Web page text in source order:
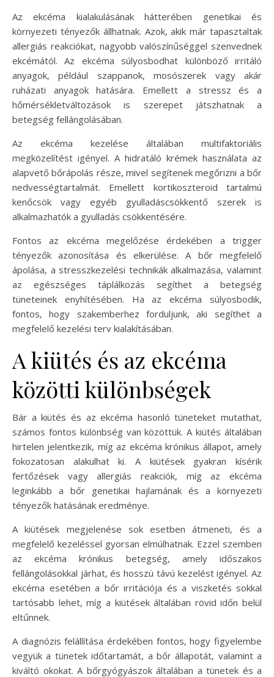
Az ekcéma kialakulásának hátterében genetikai és
környezeti tényezők állhatnak. Azok, akik már tapasztaltak
allergiás reakciókat, nagyobb valószínűséggel szenvednek
ekcémától. Az ekcéma súlyosbodhat különböző irritáló
anyagok, például szappanok, mosószerek vagy akár
ruházati anyagok hatására. Emellett a stressz és a
hőmérsékletváltozások is szerepet játszhatnak a
betegség fellángolásában.
Az ekcéma kezelése általában multifaktoriális
megközelítést igényel. A hidratáló krémek használata az
alapvető bőrápolás része, mivel segítenek megőrizni a bőr
nedvességtartalmát. Emellett kortikoszteroid tartalmú
kenőcsök vagy egyéb gyulladáscsökkentő szerek is
alkalmazhatók a gyulladás csökkentésére.
Fontos az ekcéma megelőzése érdekében a trigger
tényezők azonosítása és elkerülése. A bőr megfelelő
ápolása, a stresszkezelési technikák alkalmazása, valamint
az egészséges táplálkozás segíthet a betegség
tüneteinek enyhítésében. Ha az ekcéma súlyosbodik,
fontos, hogy szakemberhez forduljunk, aki segíthet a
megfelelő kezelési terv kialakításában.
A kiütés és az ekcéma
közötti különbségek
Bár a kiütés és az ekcéma hasonló tüneteket mutathat,
számos fontos különbség van közöttük. A kiütés általában
hirtelen jelentkezik, míg az ekcéma krónikus állapot, amely
fokozatosan alakulhat ki. A kiütések gyakran kísérik
fertőzések vagy allergiás reakciók, míg az ekcéma
leginkább a bőr genetikai hajlamának és a környezeti
tényezők hatásának eredménye.
A kiütések megjelenése sok esetben átmeneti, és a
megfelelő kezeléssel gyorsan elmúlhatnak. Ezzel szemben
az ekcéma krónikus betegség, amely időszakos
fellángolásokkal járhat, és hosszú távú kezelést igényel. Az
ekcéma esetében a bőr irritációja és a viszketés sokkal
tartósabb lehet, míg a kiütések általában rövid időn belül
eltűnnek.
A diagnózis felállítása érdekében fontos, hogy figyelembe
vegyük a tünetek időtartamát, a bőr állapotát, valamint a
kiváltó okokat. A bőrgyógyászok általában a tünetek és a